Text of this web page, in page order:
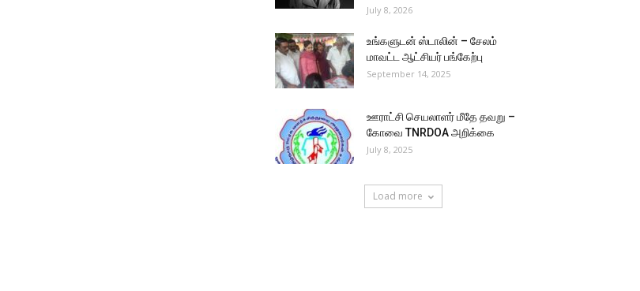
July 8, 2026
உங்களுடன் ஸ்டாலின் – சேலம்
மாவட்ட ஆட்சியர் பங்கேற்பு
September 14, 2025
ஊராட்சி செயலாளர் மீதே தவறு –
கோவை TNRDOA அறிக்கை
July 8, 2025
Load more